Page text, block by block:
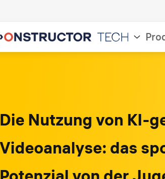
Die Nutzung von KI-
Videoanalyse: das